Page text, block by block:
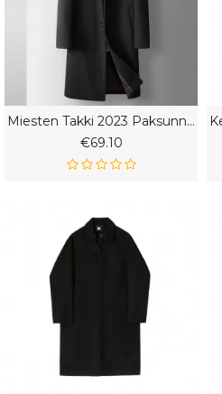
Miesten Takki 2023 Paksunnettu Pitkä Tikattu Tuulitakki Kaksinappia Bisnesvillatakki
€69.10